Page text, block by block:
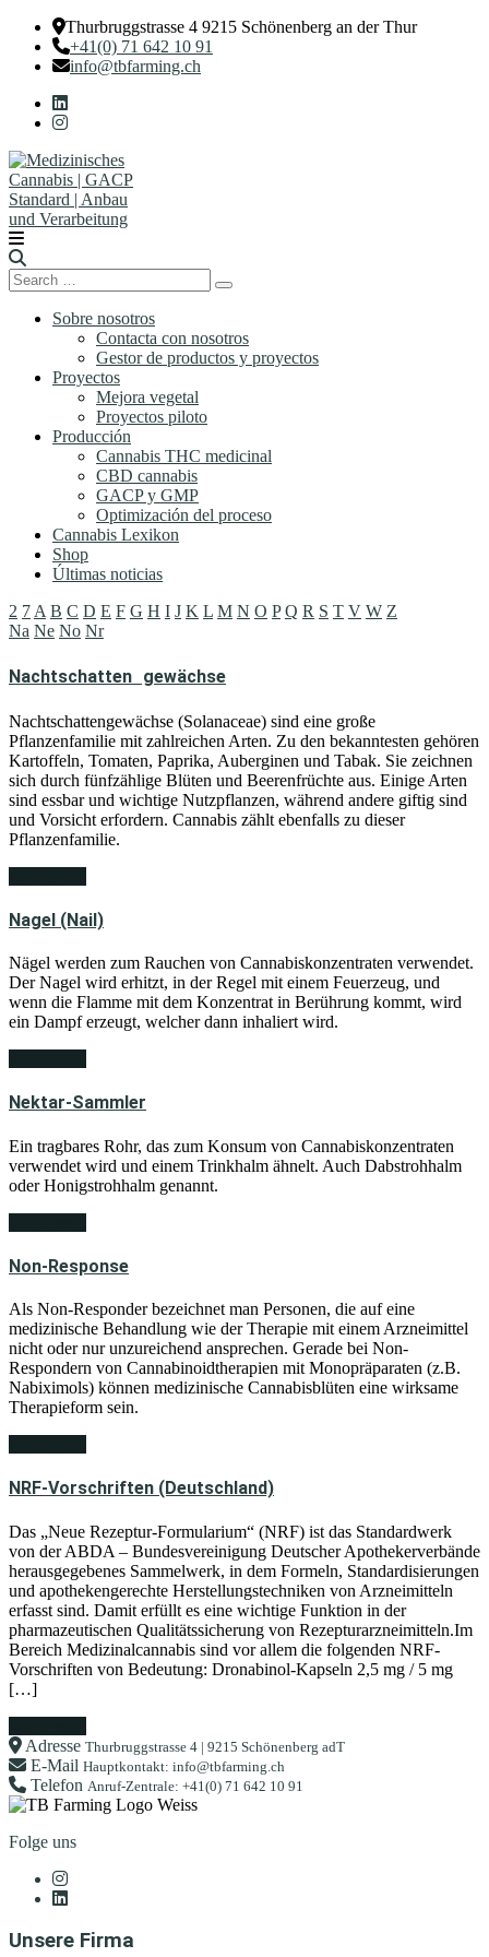
Thurbruggstrasse 4 9215 Schönenberg an der Thur
+41(0) 71 642 10 91
info@tbfarming.ch
Search
for:
Search
Sobre nosotros
Contacta con nosotros
Gestor de productos y proyectos
Proyectos
Mejora vegetal
Proyectos piloto
Producción
Cannabis THC medicinal
CBD cannabis
GACP y GMP
Optimización del proceso
Cannabis Lexikon
Shop
Últimas noticias
2 7 A B C D E F G H I J K L M N O P Q R S T V W Z
Na Ne No Nr
Nachtschatten gewächse
Nachtschattengewächse (Solanaceae) sind eine große
Pflanzenfamilie mit zahlreichen Arten. Zu den bekanntesten gehören
Kartoffeln, Tomaten, Paprika, Auberginen und Tabak. Sie zeichnen
sich durch fünfzählige Blüten und Beerenfrüchte aus. Einige Arten
sind essbar und wichtige Nutzpflanzen, während andere giftig sind
und Vorsicht erfordern. Cannabis zählt ebenfalls zu dieser
Pflanzenfamilie.
Nagel (Nail)
Nägel werden zum Rauchen von Cannabiskonzentraten verwendet.
Der Nagel wird erhitzt, in der Regel mit einem Feuerzeug, und
wenn die Flamme mit dem Konzentrat in Berührung kommt, wird
ein Dampf erzeugt, welcher dann inhaliert wird.
Nektar-Sammler
Ein tragbares Rohr, das zum Konsum von Cannabiskonzentraten
verwendet wird und einem Trinkhalm ähnelt. Auch Dabstrohhalm
oder Honigstrohhalm genannt.
Non-Response
Als Non-Responder bezeichnet man Personen, die auf eine
medizinische Behandlung wie der Therapie mit einem Arzneimittel
nicht oder nur unzureichend ansprechen. Gerade bei Non-
Respondern von Cannabinoidtherapien mit Monopräparaten (z.B.
Nabiximols) können medizinische Cannabisblüten eine wirksame
Therapieform sein.
NRF-Vorschriften (Deutschland)
Das „Neue Rezeptur-Formularium“ (NRF) ist das Standardwerk
von der ABDA – Bundesvereinigung Deutscher Apothekerverbände
herausgegebenes Sammelwerk, in dem Formeln, Standardisierungen
und apothekengerechte Herstellungstechniken von Arzneimitteln
erfasst sind. Damit erfüllt es eine wichtige Funktion in der
pharmazeutischen Qualitätssicherung von Rezepturarzneimitteln.Im
Bereich Medizinalcannabis sind vor allem die folgenden NRF-
Vorschriften von Bedeutung: Dronabinol-Kapseln 2,5 mg / 5 mg
[…]
Adresse Thurbruggstrasse 4 | 9215 Schönenberg adT
E-Mail Hauptkontakt: info@tbfarming.ch
Telefon Anruf-Zentrale: +41(0) 71 642 10 91
Folge uns
Unsere Firma